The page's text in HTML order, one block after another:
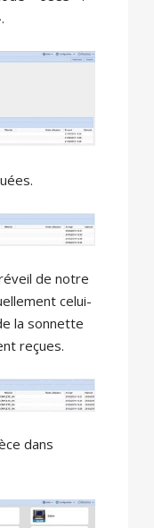
de notre
celui-
la sonnette
reçues.
dans